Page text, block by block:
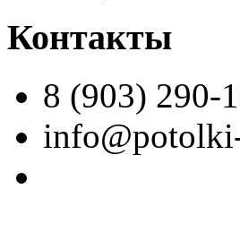
Контакты
8 (903) 290-